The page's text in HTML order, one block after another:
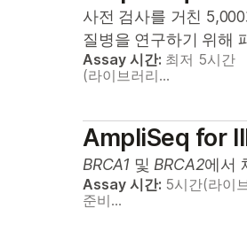
사전 검사를 거친
질병을 연구하기 위해
Assay 시간: 최저 5시간
(라이브러리…
AmpliSeq for
BRCA1 및 BRCA2에서
Assay 시간: 5시간(라이
준비…